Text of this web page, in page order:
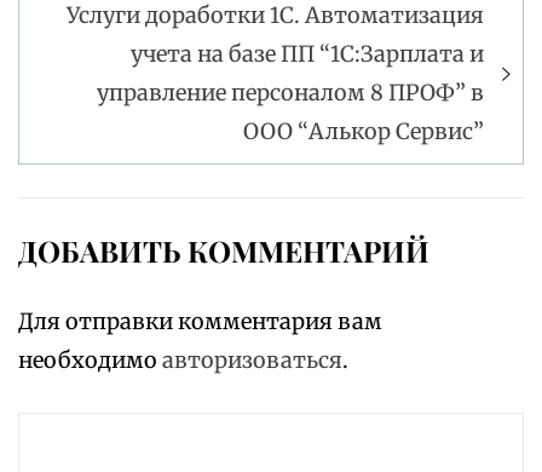
Услуги доработки 1С. Автоматизация
учета на базе ПП “1С:Зарплата и
управление персоналом 8 ПРОФ” в
ООО “Алькор Сервис”
ДОБАВИТЬ КОММЕНТАРИЙ
Для отправки комментария вам
необходимо авторизоваться.